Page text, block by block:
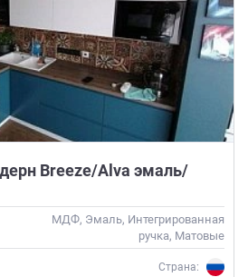
Breeze/Alva эмаль/
МДФ, Эмаль, Интегрированная
ручка, Матовые
Страна: